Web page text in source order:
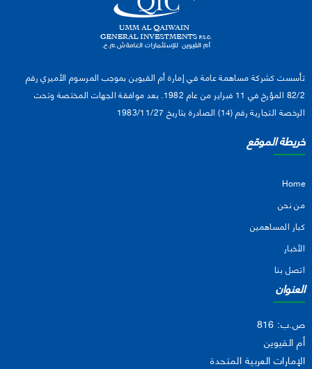
تأسست كشركة مساهمة عامة في إمارة أم القيوين بموجب المرسوم الأميري رقم
82/2 المؤرخ في 11 فبراير من عام 1982. بعد موافقة الجهات المختصة وتحت
الرخصة التجارية رقم (14) الصادرة بتاريخ 1983/11/27
خريطة الموقع
Home
من نحن
كبار المساهمين
الأخبار
اتصل بنا
العنوان
ص.ب: 816
أم القيوين
الإمارات العربية المتحدة